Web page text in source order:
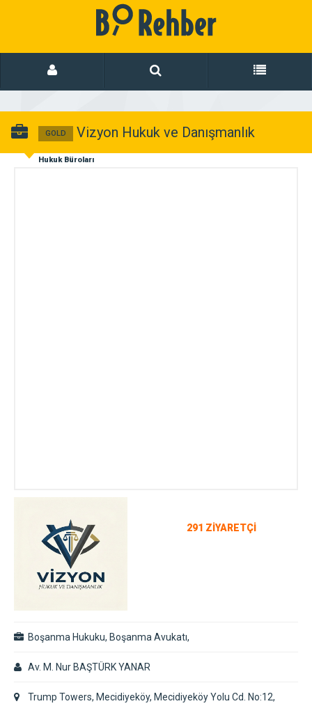
GOLD Vizyon Hukuk ve Danışmanlık
Hukuk Büroları
291 ZİYARETÇİ
Boşanma Hukuku, Boşanma Avukatı,
Av. M. Nur BAŞTÜRK YANAR
Trump Towers, Mecidiyeköy, Mecidiyeköy Yolu Cd. No:12,